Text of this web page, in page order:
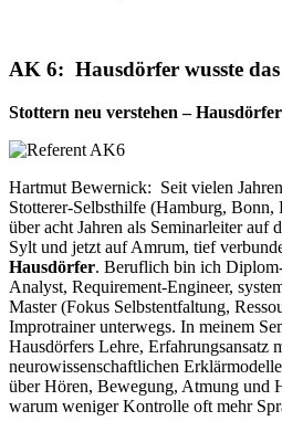
AK 6: Hausdörfer wusste
Stottern neu verstehen –
Hartmut Bewernick: Seit vielen
Stotterer-Selbsthilfe (Hamburg,
über acht Jahren als Seminarleiter auf
Sylt und jetzt auf Amrum, tief
Hausdörfer. Beruflich bin ich
Analyst, Requirement-Engineer,
Master (Fokus Selbstentfaltung,
Improtrainer unterwegs. In meinem
Hausdörfers Lehre, Erfahrungsansatz
neurowissenschaftlichen
über Hören, Bewegung, Atmung und
warum weniger Kontrolle oft mehr